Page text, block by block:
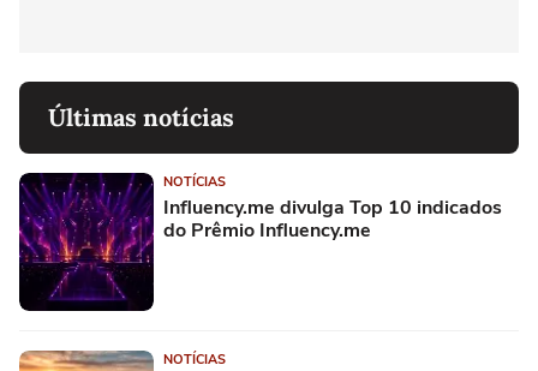
Últimas notícias
NOTÍCIAS
Influency.me divulga Top 10 indicados
do Prêmio Influency.me
NOTÍCIAS